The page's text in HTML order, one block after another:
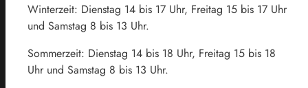
Winterzeit: Dienstag 14 bis 17 Uhr, Freitag 15 bis 17 Uhr
und Samstag 8 bis 13 Uhr.
Sommerzeit: Dienstag 14 bis 18 Uhr, Freitag 15 bis 18
Uhr und Samstag 8 bis 13 Uhr.